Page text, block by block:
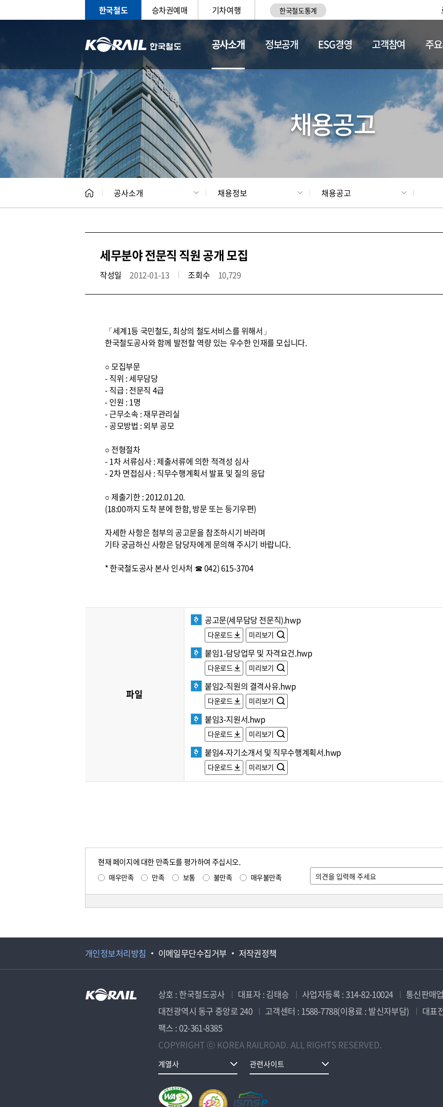
한국철도 승차권예매 기차여행 한국철도통계
공사소개
CEO 일반현황 채용정보
정보공개 ESG경영 고객참여 주
채용공고
공사소개 채용정보 채용공고
세무분야 전문직 직원 공개 모집
작성일 2012-01-13 조회수 10,729
「세계1등 국민철도, 최상의 철도서비스를 위해서」
한국철도공사와 함께 발전할 역량 있는 우수한 인재를 모십니다.
○ 모집부문
- 직위 : 세무담당
- 직급 : 전문직 4급
- 인원 : 1명
- 근무소속 : 재무관리실
- 공모방법 : 외부 공모
○ 전형절차
- 1차 서류심사 : 제출서류에 의한 적격성 심사
- 2차 면접심사 : 직무수행계획서 발표 및 질의 응답
○ 제출기한 : 2012.01.20.
(18:00까지 도착 분에 한함, 방문 또는 등기우편)
자세한 사항은 첨부의 공고문을 참조하시기 바라며
기타 궁금하신 사항은 담당자에게 문의해 주시기 바랍니다.
* 한국철도공사 본사 인사처 ☎ 042) 615-3704
파일
공고문(세무담당 전문직).hwp
다운로드 미리보기
붙임1-담당업무 및 자격요건.hwp
다운로드 미리보기
붙임2-직원의 결격사유.hwp
다운로드 미리보기
붙임3-지원서.hwp
다운로드 미리보기
붙임4-자기소개서 및 직무수행계획서.hwp
다운로드 미리보기
현재 페이지에 대한 만족도를 평가하여 주십시오.
매우만족 만족 보통 불만족 매우불만족
개인정보처리방침 이메일무단수집거부 저작권정책
상호 : 한국철도공사 대표자 : 김태승 사업자등록 : 314-82-10024
통신판매
대전광역시 동구 중앙로 240
고객센터 : 1588-7788(이용료 : 발신자부담)
대표
팩스 : 02-361-8385
COPYRIGHT ⓒ KOREA RAILROAD. ALL RIGHTS RESERVED.
계열사 관련사이트